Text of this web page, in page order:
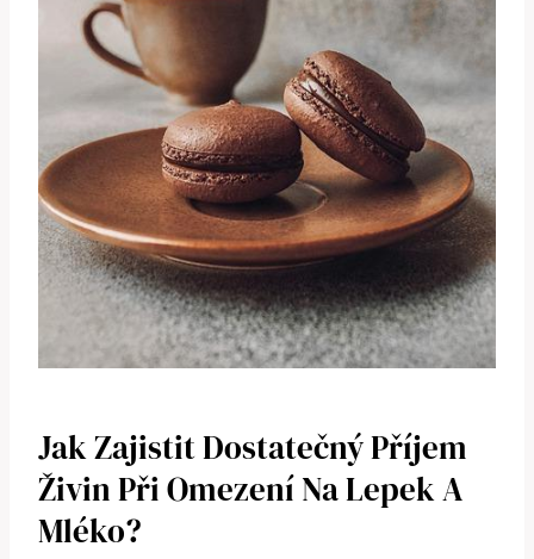
Jak Zajistit Dostatečný Příjem
Živin Při Omezení Na Lepek A
Mléko?